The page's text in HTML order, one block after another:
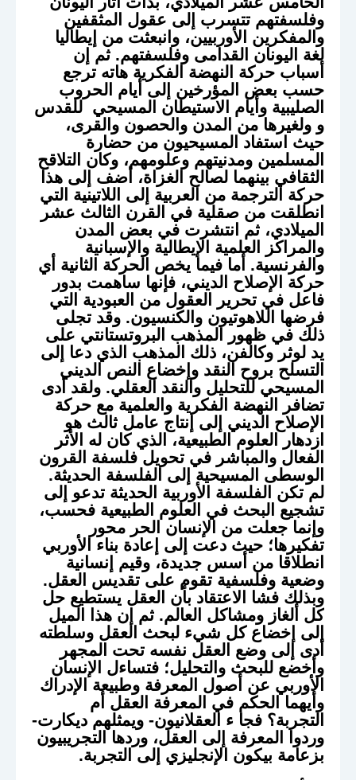
وفلسفتهم تتسرب إلى عقول المثقفين
والمفكرين الأوربيين، وانبعثت من إيطاليا
لغة اليونان القدامى وفلسفتهم. ثم إن
أسباب حركة النهضة الفكرية هاته ترجع
حسب بعض المؤرخين إلى أيام الحروب
الصليبية وأيام الاستيطان المسيحي للقدس
و ولغيرها من المدن والحصون والقرى،
حيث استفاد المسيحيون من حضارة
المسلمين ومدنيتهم وعلومهم، وكان التلاقح
الثقافي بينهما لصالح الغزاة، أضف إلى هذا
حركة الترجمة من العربية إلى اللاتينية التي
انطلقت من صقلية في القرن الثالث عشر
الميلادي، ثم انتشرت في بعض المدن
والمراكز العلمية الإيطالية والإسبانية
والفرنسية. أما فيما يخص الحركة الثانية أي
حركة الإصلاح الديني، فإنها ساهمت بدور
فاعل في تحرير العقول من العبودية التي
فرضها اللاهوتيون والكنسيون. وقد تجلى
ذلك في ظهور المذهب البروتستانتي على
يد لوثر وكالفن، ذلك المذهب الذي دعا إلى
التسلح بروح النقد وإخضاع النص الديني
المسيحي للتحليل والنقد العقلي. ولقد أدى
تضافر النهضة الفكرية والعلمية مع حركة
الإصلاح الديني إلى إنتاج عامل ثالث هو
ازدهار العلوم الطبيعية، الذي كان له الأثر
الفعال والمباشر في تحويل فلسفة القرون
الوسطى المسيحية إلى الفلسفة الحديثة.
لم تكن الفلسفة الأوربية الحديثة تدعو إلى
تشجيع البحث في العلوم الطبيعية فحسب،
وإنما جعلت من الإنسان الحر محور
تفكيرها؛ حيث دعت إلى إعادة بناء الأوربي
انطلاقا من أسس جديدة، وقيم إنسانية
وضعية وفلسفية تقوم على تقديس العقل.
وبذلك فشا الاعتقاد بأن العقل يستطيع حل
كل ألغاز ومشاكل العالم. ثم إن هذا الميل
إلى إخضاع كل شيء لبحث العقل وسلطته
أدى إلى وضع العقل نفسه تحت المجهر
وأخضع للبحث والتحليل؛ فتساءل الإنسان
الأوربي عن أصول المعرفة وطبيعة الإدراك
وأيهما الحكم في المعرفة العقل أم
التجربة؟ فجا ء العقلانيون- ويمثلهم ديكارت-
وردوا المعرفة إلى العقل، وردها التجريبيون
بزعامة بيكون الإنجليزي إلى التجربة.